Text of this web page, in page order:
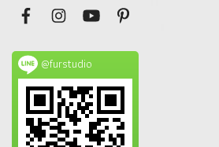
@furstudio